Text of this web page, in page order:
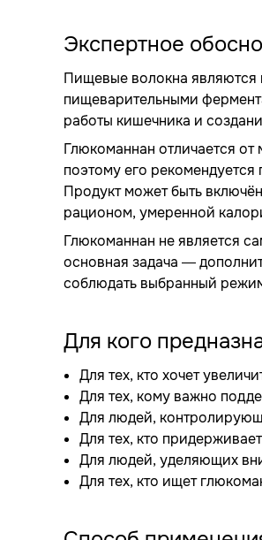
Экспертное
Пищевые волокна являются
пищеварительными
работы кишечника и
Глюкоманнан отличается
поэтому его
Продукт может быть
рационом, умеренной
Глюкоманнан не является
основная задача —
соблюдать выбранный
Для кого
Для тех, кто хочет
Для тех, кому важно
Для людей,
Для тех, кто
Для людей, уделяющих
Для тех, кто ищет